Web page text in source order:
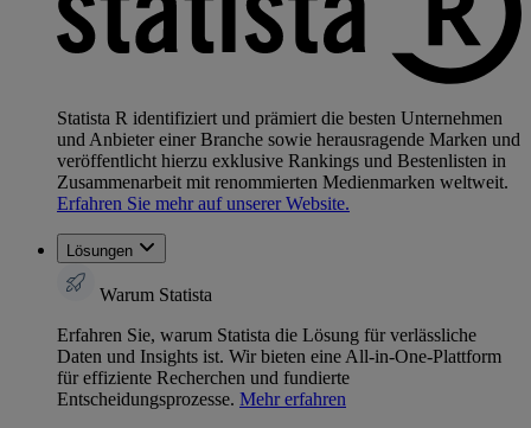
Statista R identifiziert und prämiert die besten Unternehmen
und Anbieter einer Branche sowie herausragende Marken und
veröffentlicht hierzu exklusive Rankings und Bestenlisten in
Zusammenarbeit mit renommierten Medienmarken weltweit.
Erfahren Sie mehr auf unserer Website.
Lösungen
Warum Statista
Erfahren Sie, warum Statista die Lösung für verlässliche
Daten und Insights ist. Wir bieten eine All-in-One-Plattform
für effiziente Recherchen und fundierte
Entscheidungsprozesse. Mehr erfahren